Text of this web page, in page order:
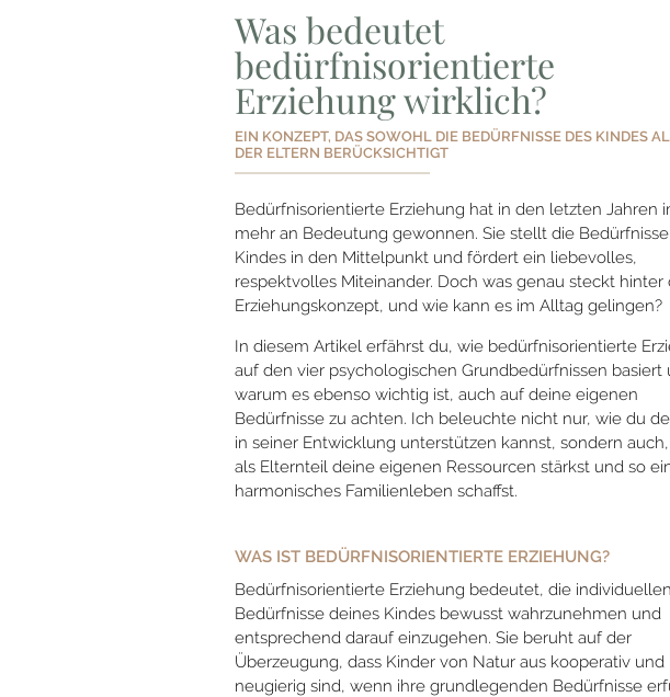
Was bedeutet
bedürfnisorientierte
Erziehung wirklich?
EIN KONZEPT, DAS SOWOHL DIE BEDÜRFNISSE DES KINDES
DER ELTERN BERÜCKSICHTIGT
Bedürfnisorientierte Erziehung hat in den letzten Jahren
mehr an Bedeutung gewonnen. Sie stellt die
Kindes in den Mittelpunkt und fördert ein liebevolles,
respektvolles Miteinander. Doch was genau steckt hinter
Erziehungskonzept, und wie kann es im Alltag gelingen?
In diesem Artikel erfährst du, wie bedürfnisorientierte
auf den vier psychologischen Grundbedürfnissen basiert
warum es ebenso wichtig ist, auch auf deine eigenen
Bedürfnisse zu achten. Ich beleuchte nicht nur, wie du
in seiner Entwicklung unterstützen kannst, sondern
als Elternteil deine eigenen Ressourcen stärkst und so
harmonisches Familienleben schaffst.
WAS IST BEDÜRFNISORIENTIERTE ERZIEHUNG?
Bedürfnisorientierte Erziehung bedeutet, die individuellen
Bedürfnisse deines Kindes bewusst wahrzunehmen und
entsprechend darauf einzugehen. Sie beruht auf der
Überzeugung, dass Kinder von Natur aus kooperativ und
neugierig sind, wenn ihre grundlegenden Bedürfnisse